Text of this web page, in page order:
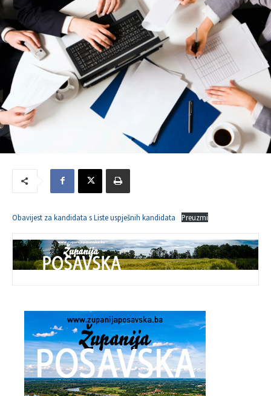
Obavijest za kandidata s Liste uspješnih kandidata Preuzmi